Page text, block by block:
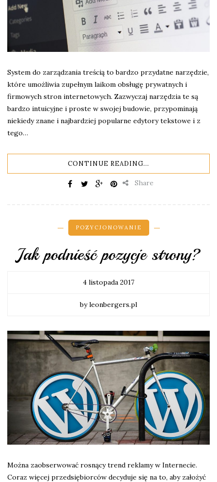
System do zarządzania treścią to bardzo przydatne narzędzie,
które umożliwia zupełnym laikom obsługę prywatnych i
firmowych stron internetowych. Zazwyczaj narzędzia te są
bardzo intuicyjne i proste w swojej budowie, przypominają
niekiedy znane i najbardziej popularne edytory tekstowe i z
tego…
CONTINUE READING...
Share
POZYCJONOWANIE
Jak podnieść pozycje strony?
4 listopada 2017
by leonbergers.pl
Można zaobserwować rosnący trend reklamy w Internecie.
Coraz więcej przedsiębiorców decyduje się na to, aby założyć